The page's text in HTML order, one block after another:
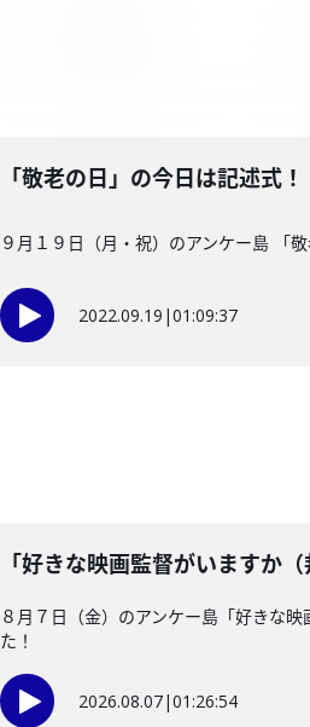
「敬老の日」の今日は記述式
９月１９日（月・祝）のアンケー島 「
2022.09.19 |01:09:37
「好きな映画監督がいますか（
８月７日（金）のアンケー島「好きな
た！
2026.08.07|01:26:54